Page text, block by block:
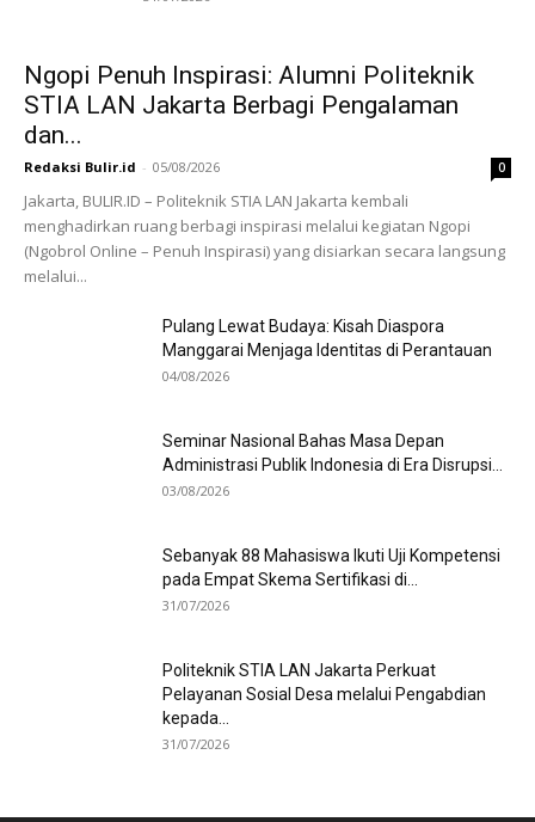
Ngopi Penuh Inspirasi: Alumni Politeknik
STIA LAN Jakarta Berbagi Pengalaman
dan...
Redaksi Bulir.id - 05/08/2026 0
Jakarta, BULIR.ID – Politeknik STIA LAN Jakarta kembali
menghadirkan ruang berbagi inspirasi melalui kegiatan Ngopi
(Ngobrol Online – Penuh Inspirasi) yang disiarkan secara langsung
melalui...
Pulang Lewat Budaya: Kisah Diaspora
Manggarai Menjaga Identitas di Perantauan
04/08/2026
Seminar Nasional Bahas Masa Depan
Administrasi Publik Indonesia di Era Disrupsi...
03/08/2026
Sebanyak 88 Mahasiswa Ikuti Uji Kompetensi
pada Empat Skema Sertifikasi di...
31/07/2026
Politeknik STIA LAN Jakarta Perkuat
Pelayanan Sosial Desa melalui Pengabdian
kepada...
31/07/2026